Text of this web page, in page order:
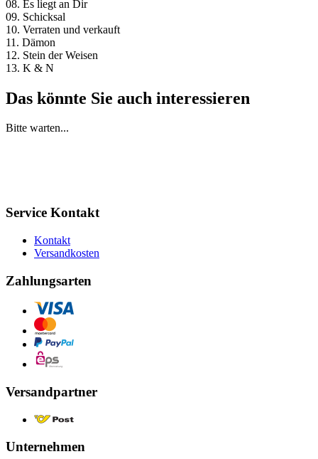
08. Es liegt an Dir
09. Schicksal
10. Verraten und verkauft
11. Dämon
12. Stein der Weisen
13. K & N
Das könnte Sie auch interessieren
Bitte warten...
Service Kontakt
Kontakt
Versandkosten
Zahlungsarten
Versandpartner
Unternehmen